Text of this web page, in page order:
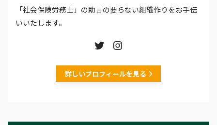
「社会保険労務士」の助言の要らない組織作りをお手伝
いいたします。
詳しいプロフィールを見る